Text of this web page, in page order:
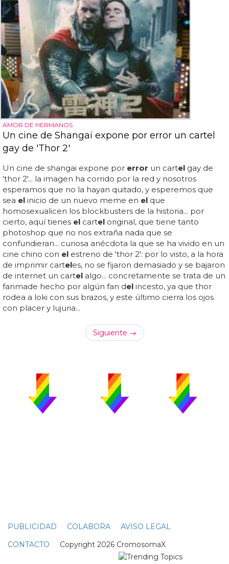
AMOR DE HERMANOS
Un cine de Shangai expone por error un cartel
gay de 'Thor 2'
Un cine de shangai expone por error un cartel gay de
'thor 2'... la imagen ha corrido por la red y nosotros
esperamos que no la hayan quitado, y esperemos que
sea el inicio de un nuevo meme en el que
homosexualicen los blockbusters de la historia... por
cierto, aquí tienes el cartel original, que tiene tanto
photoshop que no nos extraña nada que se
confundieran... curiosa anécdota la que se ha vivido en un
cine chino con el estreno de 'thor 2': por lo visto, a la hora
de imprimir carteles, no se fijaron demasiado y se bajaron
de internet un cartel algo... concretamente se trata de un
fanmade hecho por algún fan del incesto, ya que thor
rodea a loki con sus brazos, y este último cierra los ojos
con placer y lujuria...
Siguiente →
PUBLICIDAD COLABORA
AVISO LEGAL
CONTACTO Copyright 2026 CromosomaX